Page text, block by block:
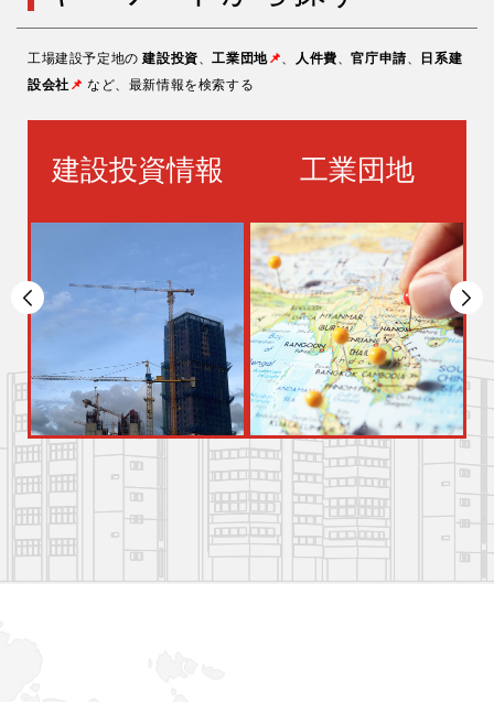
工場建設予定地の建設投資 工業団地 📌 人件費 、官庁申請 日系建
設会社 📌 など、最新情報を検索する
建設投資情報 工業団地